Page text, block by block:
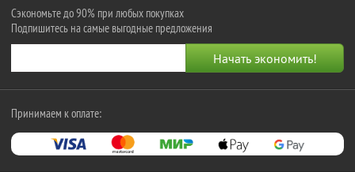
Сэкономьте до 90% при любых покупках
Подпишитесь на самые выгодные предложения
Принимаем к оплате: